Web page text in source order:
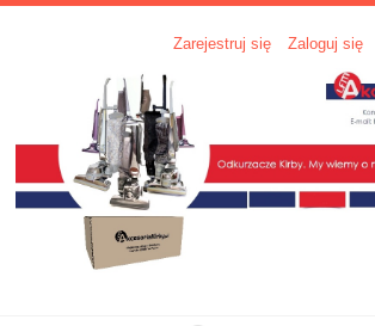
Zarejestruj się Zaloguj się